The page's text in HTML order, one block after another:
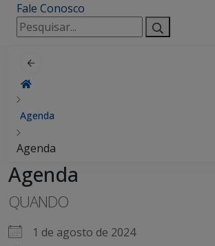
Fale Conosco
Pesquisar
por:
Agenda
Agenda
Agenda
QUANDO
1 de agosto de 2024